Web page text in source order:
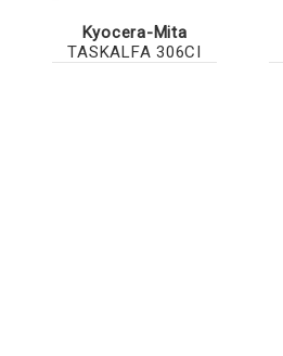
Kyocera-Mita
TASKALFA 306CI